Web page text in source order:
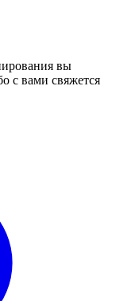
вы
с вами свяжется